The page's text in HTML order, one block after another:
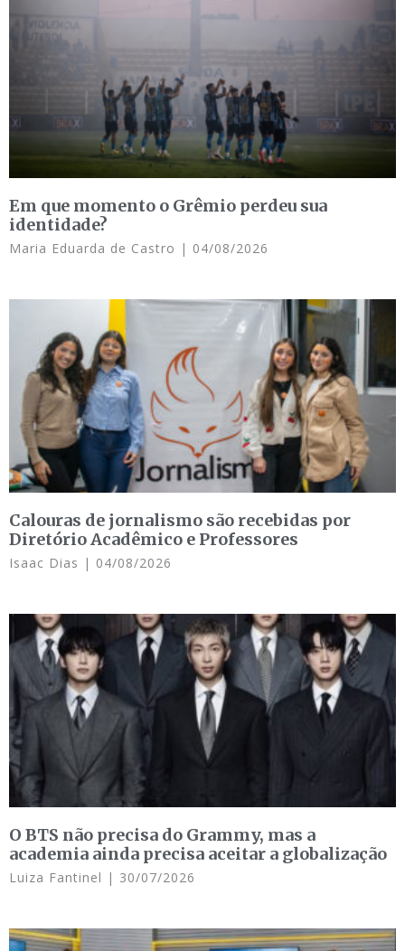
Em que momento o Grêmio perdeu sua
identidade?
Maria Eduarda de Castro 04/08/2026
Calouras de jornalismo são recebidas por
Diretório Acadêmico e Professores
Isaac Dias 04/08/2026
O BTS não precisa do Grammy, mas a
academia ainda precisa aceitar a globalização
Luiza Fantinel 30/07/2026